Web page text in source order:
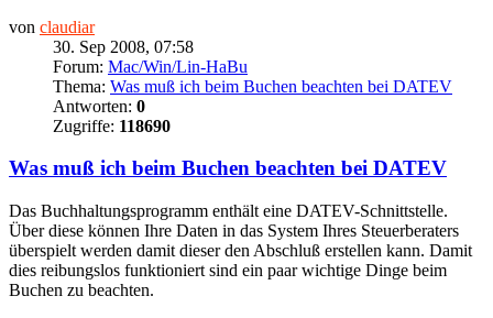
von claudiar
30. Sep 2008, 07:58
Forum: Mac/Win/Lin-HaBu
Thema: Was muß ich beim Buchen beachten bei DATEV
Antworten: 0
Zugriffe: 118690
Was muß ich beim Buchen beachten bei DATEV
Das Buchhaltungsprogramm enthält eine DATEV-Schnittstelle.
Über diese können Ihre Daten in das System Ihres Steuerberaters
überspielt werden damit dieser den Abschluß erstellen kann. Damit
dies reibungslos funktioniert sind ein paar wichtige Dinge beim
Buchen zu beachten.